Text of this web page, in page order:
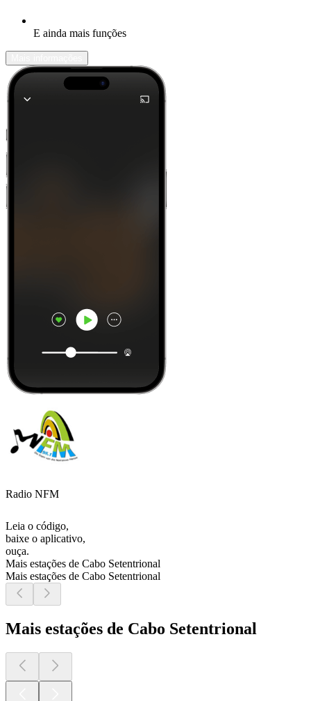
E ainda mais funções
Radio NFM
Leia o código,
baixe o aplicativo,
ouça.
Mais estações de Cabo Setentrional
Mais estações de Cabo Setentrional
Mais estações de Cabo Setentrional